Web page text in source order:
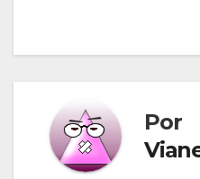
entradas
Por